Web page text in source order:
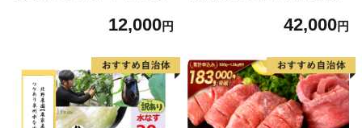
毛和牛 ブランド牛 九州 ハン
(H083106)
12,000円
6] カニ かに 蟹 たらばがに た
42,000円